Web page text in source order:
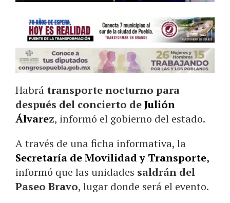
Habrá transporte nocturno para
después del concierto deJulión
Álvarez, informó el gobierno del estado.
A través de una ficha informativa, la
Secretaría de Movilidad y Transporte,
informó que las unidades saldrán del
Paseo Bravo, lugar donde será el evento.